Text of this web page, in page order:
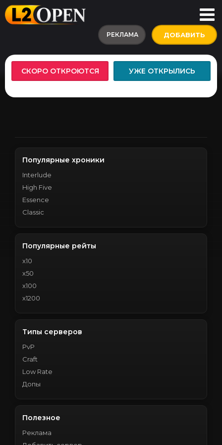
РЕКЛАМА ДОБАВИТЬ
СКОРО ОТКРОЮТСЯ УЖЕ ОТКРЫЛИСЬ
Популярные хроники
Interlude
High Five
Essence
Classic
Популярные рейты
x10
x50
x100
x1200
Типы серверов
PvP
Craft
Low Rate
Допы
Полезное
Реклама